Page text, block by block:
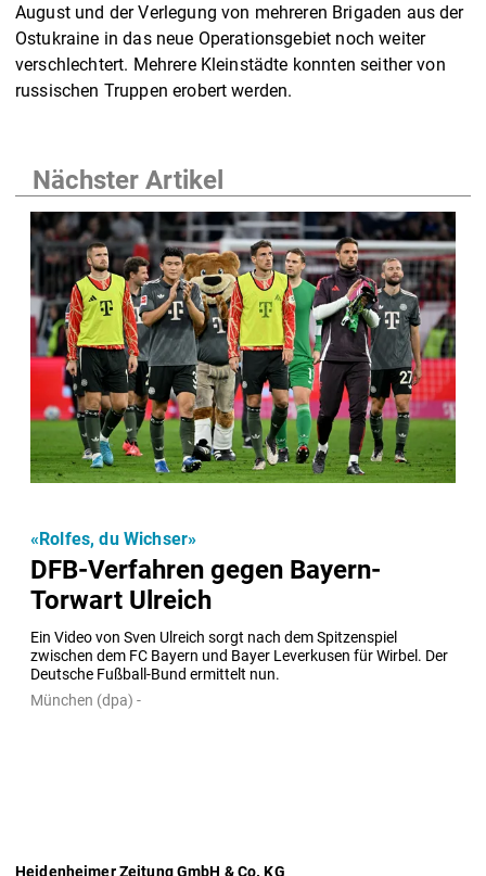
August und der Verlegung von mehreren Brigaden aus der
Ostukraine in das neue Operationsgebiet noch weiter
verschlechtert. Mehrere Kleinstädte konnten seither von
russischen Truppen erobert werden.
Nächster Artikel
DFB-Verfahren gegen Bayern-
Torwart Ulreich
Ein Video von Sven Ulreich sorgt nach dem Spitzenspiel
zwischen dem FC Bayern und Bayer Leverkusen für Wirbel. Der
Deutsche Fußball-Bund ermittelt nun.
«Rolfes, du Wichser»
München (dpa) -
Heidenheimer Zeitung GmbH & Co. KG